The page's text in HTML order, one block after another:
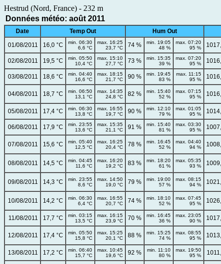
Hestrud (Nord, France) - 232 m
Données météo: août 2011
Date Temp Out
Hum Out
01/08/2011
16,0 °C
min. 06:30
6,6 °C
max. 16:25
23,7 °C
74 %
min. 19:05
48 %
max. 07:20
95 %
02/08/2011 19,5 °C
min. 05:50
10,4 °C
max. 15:10
27,7 °C
73 %
min. 15:35
39 %
max. 07:20
95 %
03/08/2011 18,6 °C
min. 04:40
16,6 °C
max. 18:15
21,7 °C
90 %
min. 19:45
83 %
max. 11:15
95 %
04/08/2011 18,7 °C
min. 06:50
13,1 °C
max. 14:35
24,8 °C
82 %
min. 15:40
52 %
max. 07:15
95 %
05/08/2011 17,4 °C
min. 06:30
13,8 °C
max. 16:55
19,7 °C
90 %
min. 12:10
79 %
max. 01:05
95 %
06/08/2011 17,9 °C
min. 23:55
13,6 °C
max. 15:35
21,1 °C
91 %
min. 15:40
81 %
max. 03:30
95 %
07/08/2011 15,6 °C
min. 05:40
12,5 °C
max. 16:25
20,4 °C
78 %
min. 16:45
52 %
max. 04:40
94 %
08/08/2011 14,5 °C
min. 04:45
11,6 °C
max. 16:20
19,2 °C
83 %
min. 18:20
61 %
max. 05:35
93 %
09/08/2011 14,3 °C
min. 23:55
8,6 °C
max. 14:50
19,0 °C
79 %
min. 19:00
57 %
max. 08:15
94 %
10/08/2011 14,2 °C
min. 06:30
6,4 °C
max. 16:55
20,7 °C
74 %
min. 18:10
52 %
max. 07:45
95 %
11/08/2011 17,7 °C
min. 03:15
13,5 °C
max. 16:15
23,9 °C
70 %
min. 16:45
36 %
max. 23:05
90 %
12/08/2011 17,4 °C
min. 05:50
15,8 °C
max. 15:25
20,1 °C
88 %
min. 15:25
74 %
max. 08:55
95 %
13/08/2011 17,2 °C
min. 06:40
15,7 °C
max. 10:45
19,6 °C
92 %
min. 11:10
80 %
max. 19:50
95 %